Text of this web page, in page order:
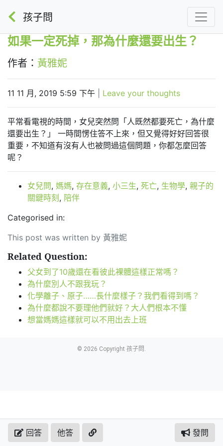
孩子問
如果一定死掉，那為什麼還要出生？
作者： 黃雅妮
11 11 月, 2019 5:59 下午 Leave your thoughts
平常看電視的時間，女兒突然問「人既然都要死亡，為什麼
還要出生？」
一時間愣住答不上來，但又覺得好好回答很
重要，不知道有沒有人也被問過這個問題，你都怎麼回答
呢？
女兒問, 媽媽, 存在意義, 小三生, 死亡, 生物學, 親子的
關鍵時刻 , 陪伴
Categorised in:
This post was written by 黃雅妮
Related Question:
父女到了10歲還在看彼此裸體這樣正常嗎？
為什麼別人不跟我玩？
化學離子、原子……長什麼樣子？我們看得到嗎？
為什麼都說不要理他們就好？大人們根本不懂
想當媽媽這樣就可以不用出去上班
© 2026 Copyright 孩子問.
回答 他答 發問